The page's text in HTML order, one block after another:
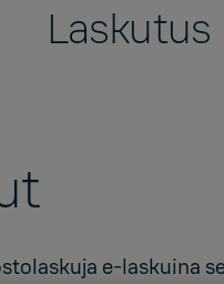
Laskutus
e-laskuina